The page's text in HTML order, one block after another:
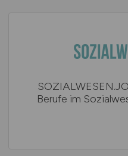
Berufe im